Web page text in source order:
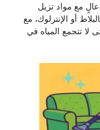
مع مواد تزيل
أو الإنترلوك، مع
لا تتجمع المياه في